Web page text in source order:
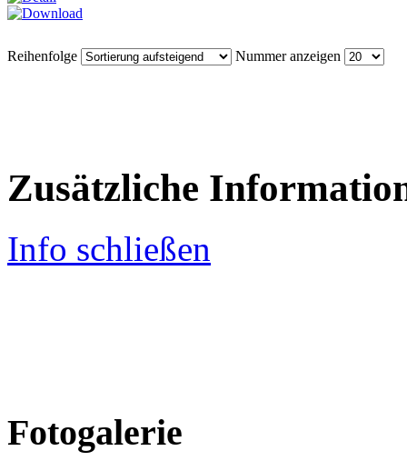
Reihenfolge Nummer anzeigen
Zusätzliche
Info schließen
Fotogalerie